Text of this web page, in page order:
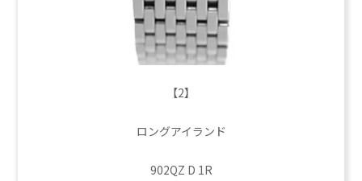
【2】
ロングアイランド
902QZ D 1R